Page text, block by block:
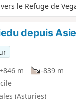
le Refuge de
depuis
m
-839 m
(Asturies)